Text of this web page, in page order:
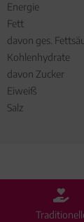
Energie
Fett
davon ges.
Kohlenhydrate
davon Zucker
Eiweiß
Salz